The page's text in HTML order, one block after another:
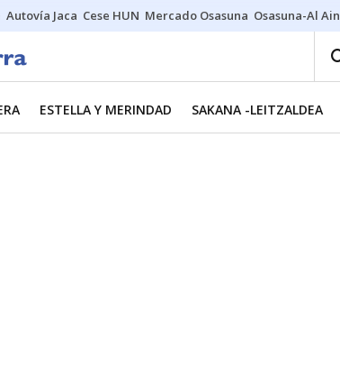
Autovía Jaca Cese HUN Mercado Osasuna Osasuna-Al Ain
ESTELLA Y MERINDAD SAKANA -LEITZALDEA